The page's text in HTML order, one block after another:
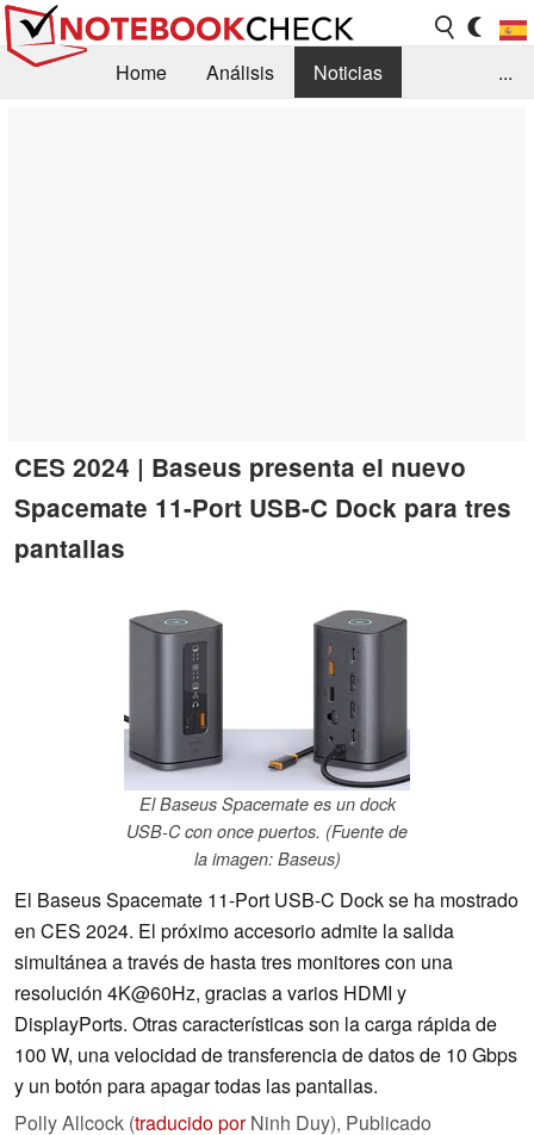
Home Análisis
Noticias
...
CES 2024 | Baseus presenta el nuevo
Spacemate 11-Port USB-C Dock para tres
pantallas
El Baseus Spacemate es un dock
USB-C con once puertos. (Fuente de
la imagen: Baseus)
El Baseus Spacemate 11-Port USB-C Dock se ha mostrado
en CES 2024. El próximo accesorio admite la salida
simultánea a través de hasta tres monitores con una
resolución 4K@60Hz, gracias a varios HDMI y
DisplayPorts. Otras características son la carga rápida de
100 W, una velocidad de transferencia de datos de 10 Gbps
y un botón para apagar todas las pantallas.
Polly Allcock (traducido porNinh Duy), Publicado